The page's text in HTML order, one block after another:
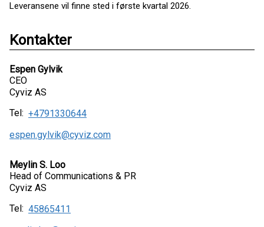
Leveransene vil finne sted i første kvartal 2026.
Kontakter
Espen Gylvik
CEO
Cyviz AS
Tel: +4791330644
espen.gylvik@cyviz.com
Meylin S. Loo
Head of Communications & PR
Cyviz AS
Tel: 45865411